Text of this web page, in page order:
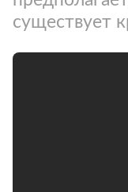
существует